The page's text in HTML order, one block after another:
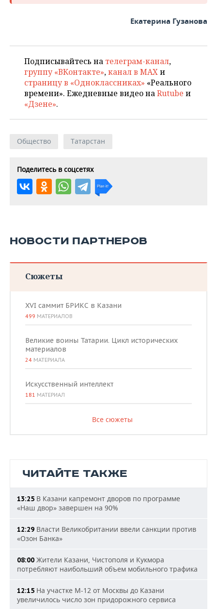
Екатерина Гузанова
Подписывайтесь на телеграм-канал,
группу «ВКонтакте»,канал в MAXи
страницу в «Одноклассниках» «Реального
времени». Ежедневные видео наRutube и
«Дзене».
Общество Татарстан
Поделитесь в соцсетях
НОВОСТИ ПАРТНЕРОВ
Сюжеты
XVI саммит БРИКС в Казани
499 МАТЕРИАЛОВ
Великие воины Татарии. Цикл исторических
материалов
24 МАТЕРИАЛА
Искусственный интеллект
181 МАТЕРИАЛ
Все сюжеты
ЧИТАЙТЕ ТАКЖЕ
13:25 В Казани капремонт дворов по программе
«Наш двор» завершен на 90%
12:29 Власти Великобритании ввели санкции против
«Озон Банка»
08:00 Жители Казани, Чистополя и Кукмора
потребляют наибольший объем мобильного трафика
12:15 На участке М-12 от Москвы до Казани
увеличилось число зон придорожного сервиса